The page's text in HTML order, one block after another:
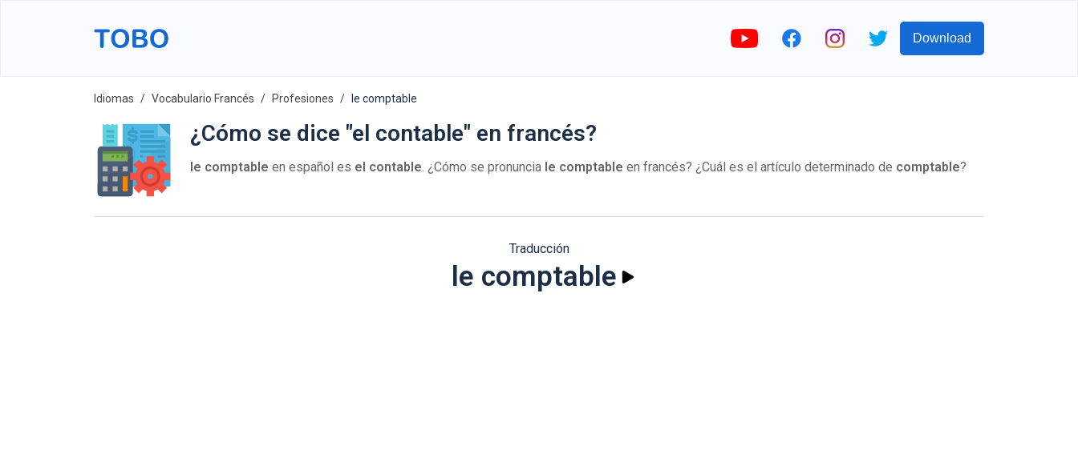
Download
Idiomas Vocabulario Francés Profesiones le comptable
¿Cómo se dice "el contable" en francés?
le comptable en español es el contable. ¿Cómo se pronuncia le comptable en francés? ¿Cuál es el artículo determinado de comptable?
Traducción
le comptable